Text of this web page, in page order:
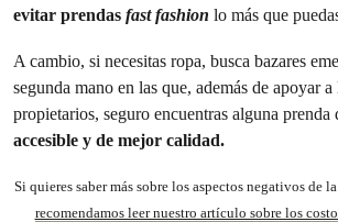
evitar prendas fast fashion lo más que
A cambio, si necesitas ropa, busca bazares
segunda mano en las que, además de apoyar
propietarios, seguro encuentras alguna prenda
accesible y de mejor calidad.
Si quieres saber más sobre los aspectos negativos de
recomendamos leer nuestro artículo sobre los